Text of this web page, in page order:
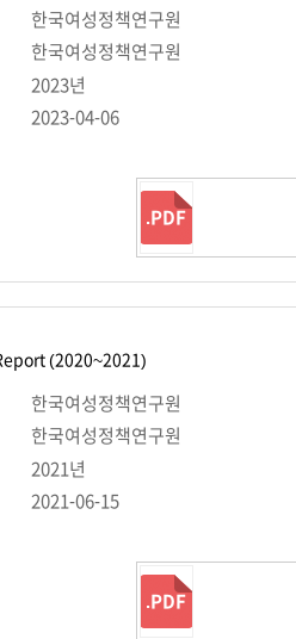
한국여성정책연구원
한국여성정책연구원
2023년
2023-04-06
.PDF
(2020~2021)
한국여성정책연구원
한국여성정책연구원
2021년
2021-06-15
.PDF